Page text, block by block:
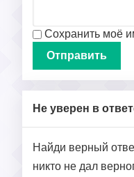
Сохранить моё
Не уверен в
Найди верный
никто не дал